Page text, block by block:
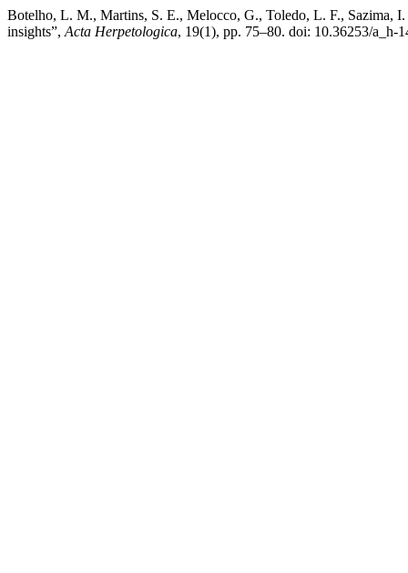
Botelho, L. M., Martins, S. E., Melocco, G., Toledo, L. F., Sazima, I.
insights”, Acta Herpetologica, 19(1), pp. 75–80. doi: 10.36253/a_h-